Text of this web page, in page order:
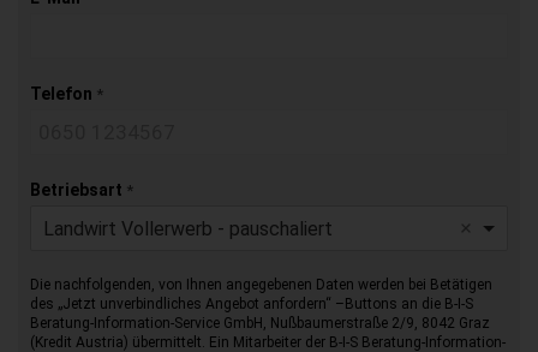
Telefon *
Betriebsart *
Landwirt Vollerwerb - pauschaliert
Die nachfolgenden, von Ihnen angegebenen Daten werden bei Betätigen
des „Jetzt unverbindliches Angebot anfordern“ –Buttons an die B-I-S
Beratung-Information-Service GmbH, Nußbaumerstraße 2/9, 8042 Graz
(Kredit Austria) übermittelt. Ein Mitarbeiter der B-I-S Beratung-Information-